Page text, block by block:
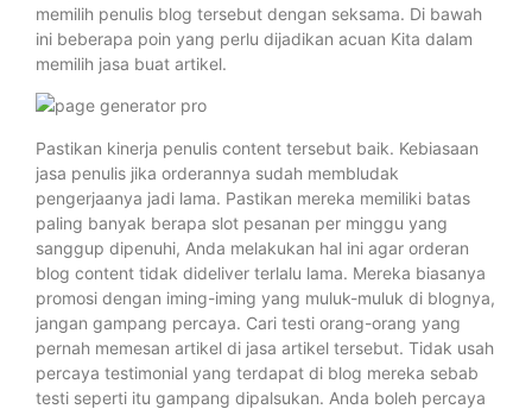
memilih penulis blog tersebut dengan seksama. Di bawah
ini beberapa poin yang perlu dijadikan acuan Kita dalam
memilih jasa buat artikel.
Pastikan kinerja penulis content tersebut baik. Kebiasaan
jasa penulis jika orderannya sudah membludak
pengerjaanya jadi lama. Pastikan mereka memiliki batas
paling banyak berapa slot pesanan per minggu yang
sanggup dipenuhi, Anda melakukan hal ini agar orderan
blog content tidak dideliver terlalu lama. Mereka biasanya
promosi dengan iming-iming yang muluk-muluk di blognya,
jangan gampang percaya. Cari testi orang-orang yang
pernah memesan artikel di jasa artikel tersebut. Tidak usah
percaya testimonial yang terdapat di blog mereka sebab
testi seperti itu gampang dipalsukan. Anda boleh percaya